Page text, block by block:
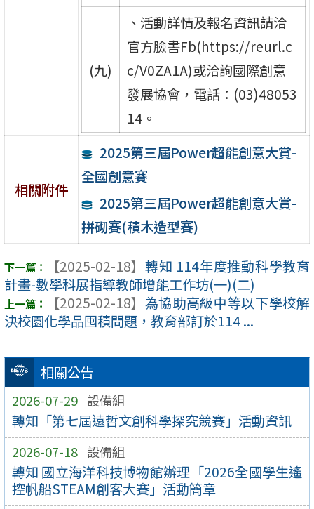
相關公告
2026-07-29 設備組
轉知「第七屆遠哲文創科學探究競賽」活動資訊
2026-07-18 設備組
轉知 國立海洋科技博物館辦理「2026全國學生遙
控帆船STEAM創客大賽」活動簡章
(九)
、活動詳情及報名資訊請洽
官方臉書Fb(https://reurl.c
c/V0ZA1A)或洽詢國際創意
發展協會，電話：(03)48053
14。
相關附件
2025第三屆Power超能創意大賞-
全國創意賽
2025第三屆Power超能創意大賞-
拼砌賽(積木造型賽)
【2025-02-18】 轉知 114年度推動科學教育
計畫-數學科展指導教師增能工作坊(一)(二)
【2025-02-18】 為協助高級中等以下學校解
決校園化學品囤積問題，教育部訂於114 ...